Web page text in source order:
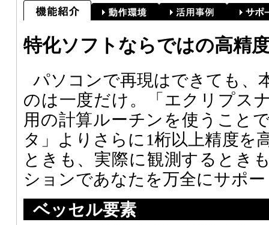
特化ソフトならではの高精
パソコンで再現はできても、
のは一度だけ。「エクリプス
用の計算ルーチンを使うこと
タ」よりさらに1桁以上精度を
ときも、実際に観測するとき
ションであなたを万全にサポ
ベッセル要素